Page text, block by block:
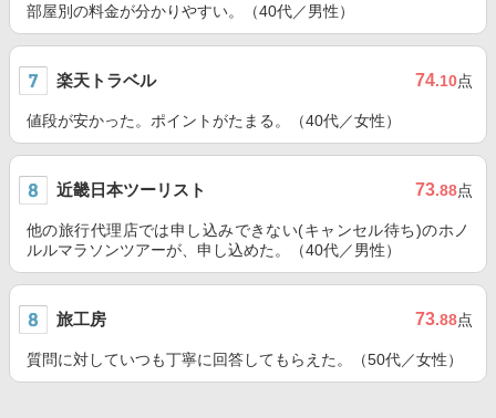
部屋別の料金が分かりやすい。（40代／男性）
楽天トラベル 74.10点
値段が安かった。ポイントがたまる。（40代／女性）
近畿日本ツーリスト 73.88点
他の旅行代理店では申し込みできない(キャンセル待ち)のホノ
ルルマラソンツアーが、申し込めた。（40代／男性）
旅工房 73.88点
質問に対していつも丁寧に回答してもらえた。（50代／女性）